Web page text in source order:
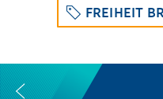
FREIHEIT